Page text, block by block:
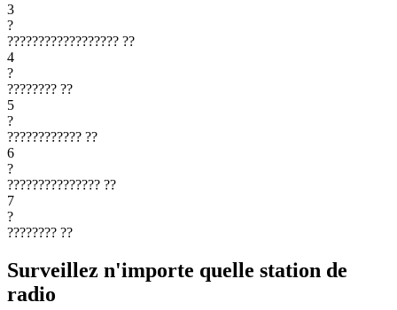
3
?
?????????????????? ??
4
?
???????? ??
5
?
???????????? ??
6
?
??????????????? ??
7
?
???????? ??
Surveillez n'importe quelle station de
radio